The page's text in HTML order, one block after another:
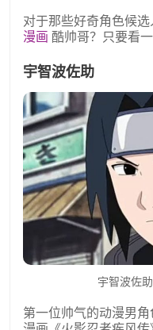
对于那些好奇角色候
漫画 酷帅哥？只要看
宇智波佐助
宇智波佐
第一位帅气的动漫男角